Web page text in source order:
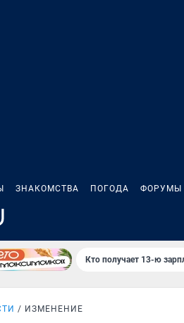
ЗНАКОМСТВА ПОГОДА ФОРУМЫ
Кто получает 13-ю
ИЗМЕНЕНИЕ